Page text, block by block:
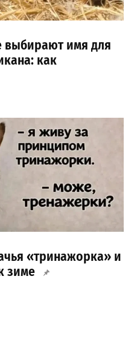
выбирают имя для
как
«тринажорка» и
зиме